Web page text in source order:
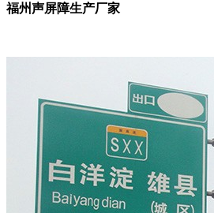
福州声屏障生产厂家